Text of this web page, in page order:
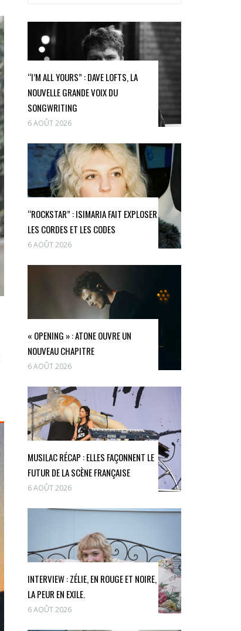
“I’M ALL YOURS” : DAVE LOFTS, LA
NOUVELLE GRANDE VOIX DU
SONGWRITING
6 AOÛT 2026
“ROCKSTAR” : ISIMARIA FAIT EXPLOSER
LES CORDES ET LES CODES
6 AOÛT 2026
« OPENING » : ATONE OUVRE UN
NOUVEAU CHAPITRE
6 AOÛT 2026
MUSILAC RÉCAP : ELLES FAÇONNENT LE
FUTUR DE LA SCÈNE FRANÇAISE
6 AOÛT 2026
INTERVIEW : ZÉLIE, EN ROUGE ET NOIRE,
LA PEUR EN EXILE.
6 AOÛT 2026